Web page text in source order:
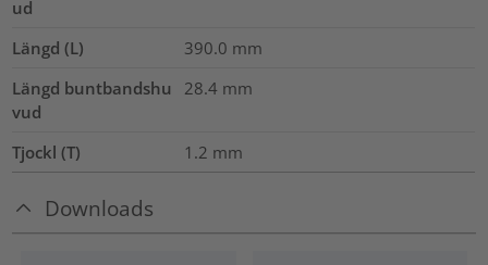
ud
Längd (L)
390.0 mm
Längd buntbandshu
vud
28.4 mm
Tjockl (T) 1.2 mm
Downloads